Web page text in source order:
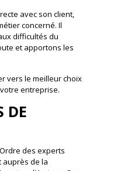
avec son client,
concerné. Il
difficultés du
et apportons les
vers le meilleur choix
entreprise.
DE
des experts
auprès de la